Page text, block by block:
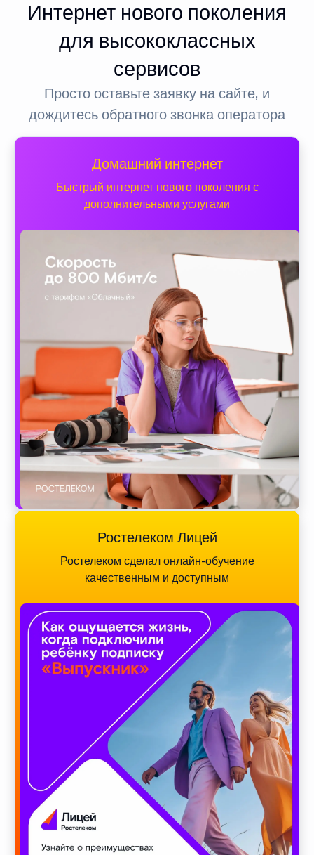
Интернет нового поколения
для высококлассных
сервисов
Просто оставьте заявку на сайте, и
дождитесь обратного звонка оператора
Домашний интернет
Быстрый интернет нового поколения с
дополнительными услугами
Ростелеком Лицей
Ростелеком сделал онлайн-обучение
качественным и доступным